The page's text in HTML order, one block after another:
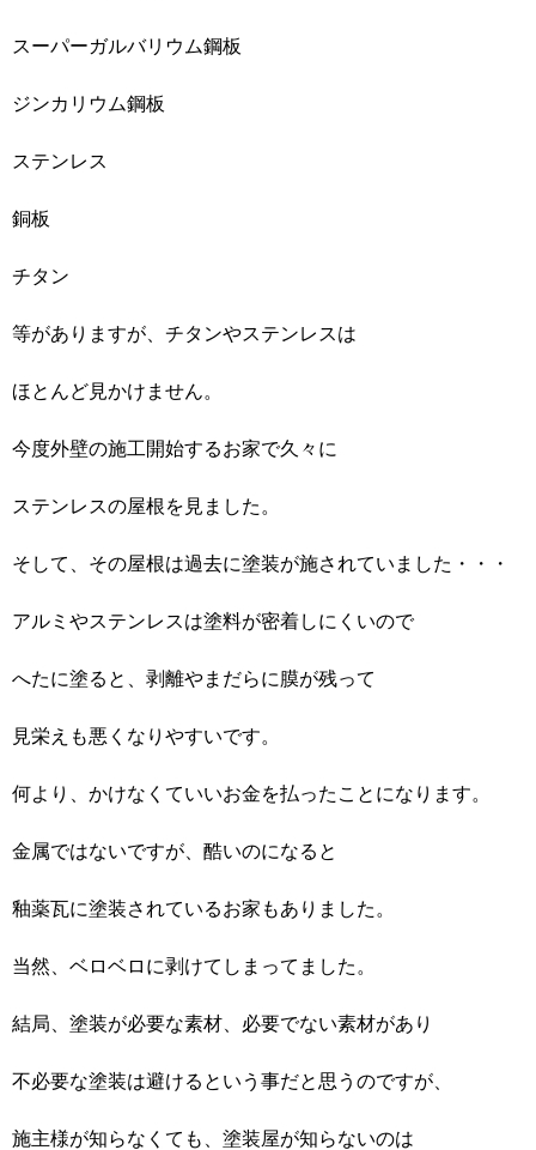
スーパーガルバリウム鋼板
ジンカリウム鋼板
ステンレス
銅板
チタン
等がありますが、チタンやステンレスは
ほとんど見かけません。
今度外壁の施工開始するお家で久々に
ステンレスの屋根を見ました。
そして、その屋根は過去に塗装が施されていました・・・
アルミやステンレスは塗料が密着しにくいので
へたに塗ると、剥離やまだらに膜が残って
見栄えも悪くなりやすいです。
何より、かけなくていいお金を払ったことになります。
金属ではないですが、酷いのになると
釉薬瓦に塗装されているお家もありました。
当然、ベロベロに剥けてしまってました。
結局、塗装が必要な素材、必要でない素材があり
不必要な塗装は避けるという事だと思うのですが、
施主様が知らなくても、塗装屋が知らないのは